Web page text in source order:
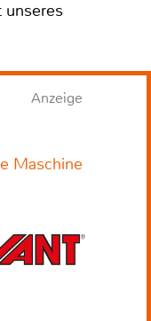
unseres
Anzeige
Maschine